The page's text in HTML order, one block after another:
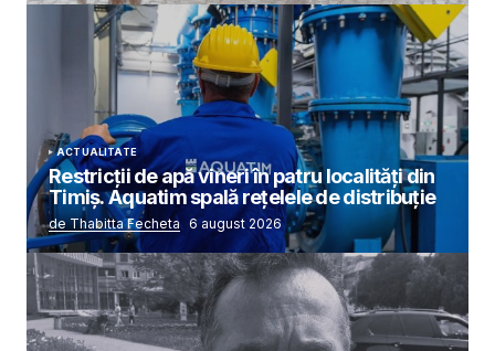
ACTUALITATE
Restricții de apă vineri în patru localități din
Timiș. Aquatim spală rețelele de distribuție
de Thabitta Fecheta 6 august 2026